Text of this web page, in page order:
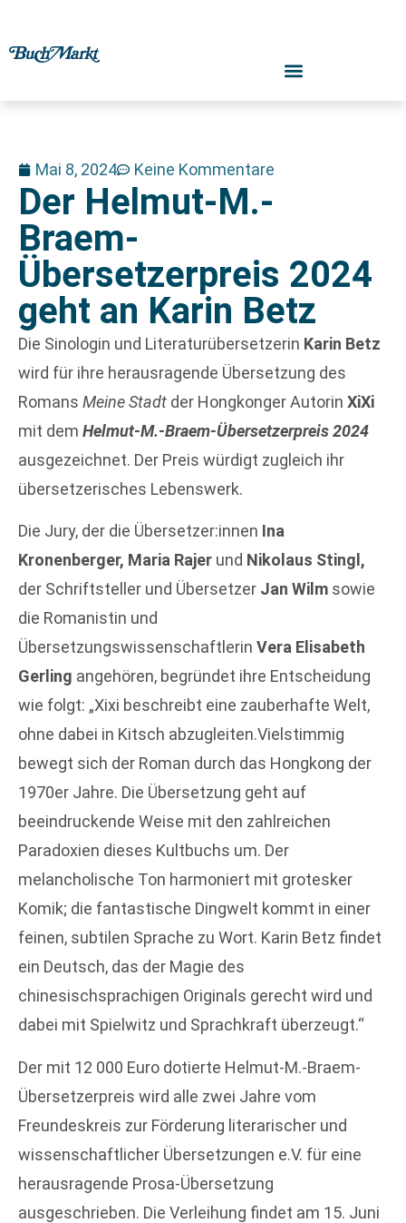
Mai 8, 2024 Keine Kommentare
Der Helmut-M.-
Braem-
Übersetzerpreis 2024
geht an Karin Betz
Die Sinologin und Literaturübersetzerin Karin Betz
wird für ihre herausragende Übersetzung des
Romans Meine Stadt der Hongkonger Autorin XiXi
mit dem Helmut-M.-Braem-Übersetzerpreis 2024
ausgezeichnet. Der Preis würdigt zugleich ihr
übersetzerisches Lebenswerk.
Die Jury, der die Übersetzer:innen Ina
Kronenberger, Maria Rajer und Nikolaus Stingl,
der Schriftsteller und Übersetzer Jan Wilm sowie
die Romanistin und
Übersetzungswissenschaftlerin Vera Elisabeth
Gerling angehören, begründet ihre Entscheidung
wie folgt: „Xixi beschreibt eine zauberhafte Welt,
ohne dabei in Kitsch abzugleiten.Vielstimmig
bewegt sich der Roman durch das Hongkong der
1970er Jahre. Die Übersetzung geht auf
beeindruckende Weise mit den zahlreichen
Paradoxien dieses Kultbuchs um. Der
melancholische Ton harmoniert mit grotesker
Komik; die fantastische Dingwelt kommt in einer
feinen, subtilen Sprache zu Wort. Karin Betz findet
ein Deutsch, das der Magie des
chinesischsprachigen Originals gerecht wird und
dabei mit Spielwitz und Sprachkraft überzeugt.“
Der mit 12 000 Euro dotierte Helmut-M.-Braem-
Übersetzerpreis wird alle zwei Jahre vom
Freundeskreis zur Förderung literarischer und
wissenschaftlicher Übersetzungen e.V. für eine
herausragende Prosa-Übersetzung
ausgeschrieben. Die Verleihung findet am 15. Juni